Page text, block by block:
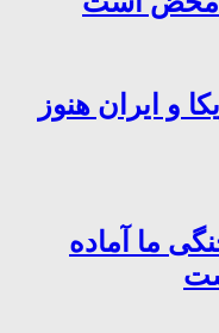
و ایران هنوز
ما آماده